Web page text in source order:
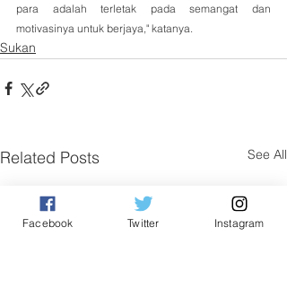
para adalah terletak pada semangat dan
motivasinya untuk berjaya," katanya.
Sukan
Related Posts See All
Facebook Twitter Instagram